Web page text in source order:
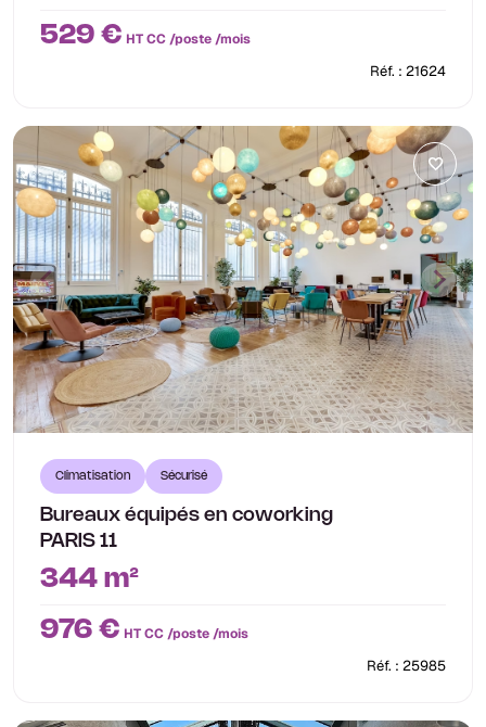
529 € HT CC /poste /mois
Réf. : 21624
Climatisation Sécurisé
Bureaux équipés en coworking
PARIS 11
344 m²
976 € HT CC /poste /mois
Réf. : 25985